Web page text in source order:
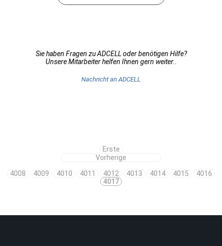
Sie haben Fragen zu ADCELL oder benötigen Hilfe?
Unsere Mitarbeiter helfen Ihnen gern weiter..
Nachricht an ADCELL
Erste
Vorherige
4008
4009 4010 4011 4012 4013 4014 4015
4016
4017